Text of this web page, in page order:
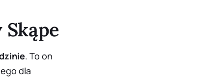
. To on
dla